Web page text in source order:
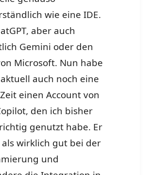
wie eine IDE.
aber auch
Gemini oder den
Microsoft. Nun habe
auch noch eine
einen Account von
den ich bisher
genutzt habe. Er
wirklich gut bei der
und